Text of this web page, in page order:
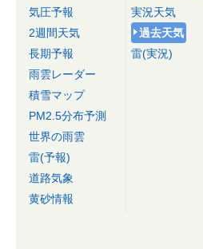
気圧予報
2週間天気
長期予報
雨雲レーダー
積雪マップ
PM2.5分布予測
世界の雨雲
雷(予報)
道路気象
黄砂情報
実況天気
過去天気
雷(実況)